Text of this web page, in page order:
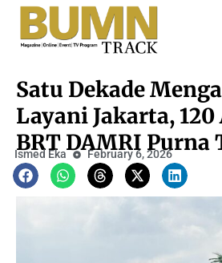
Satu Dekade
Layani Jakarta,
BRT DAMRI Purna
Ismed Eka February 6, 2026